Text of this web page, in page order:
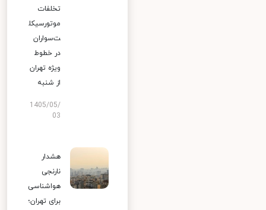
تخلفات
موتورسیکل
ت‌سواران
در خطوط
ویژه تهران
از شنبه
1405/05/
03
هشدار
نارنجی
هواشناسی
برای تهران؛